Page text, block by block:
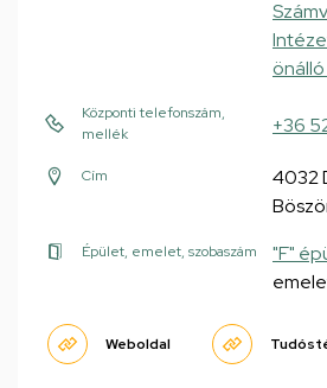
Központi telefonszám,
mellék
+36
Cím
4032
Épület, emelet, szobaszám "F"
Weboldal